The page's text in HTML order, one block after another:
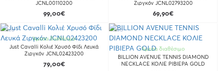
JCNL00110200
99,00€
Ζιργκόν JCNL02793200
69,90€
Νέο
Άμεσα διαθέσιμο
Just Cavalli Κολιέ Χρυσό Φίδι Λευκά
Ζιργκόν JCNL02423200
79,00€
Νέο
Άμεσα διαθέσιμο
BILLION AVENUE TENNIS DIAMOND
NECKLACE ΚΟΛΙΕ ΡΙΒΙΕΡΑ GOLD